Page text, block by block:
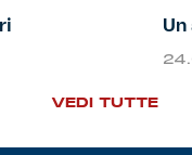
Un
VEDI TUTTE